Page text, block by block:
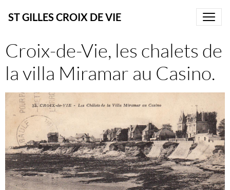
ST GILLES CROIX DE VIE
Croix-de-Vie, les chalets de
la villa Miramar au Casino.